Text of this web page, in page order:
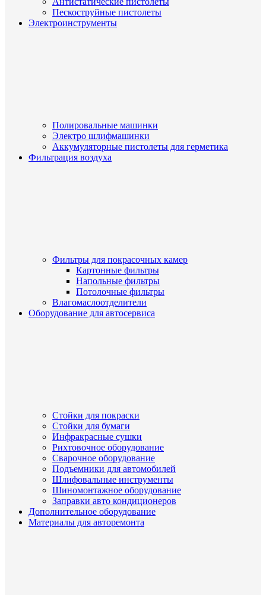
Пескоструйные пистолеты
Электроинструменты
Полировальные машинки
Электро шлифмашинки
Аккумуляторные пистолеты для герметика
Фильтрация воздуха
Фильтры для покрасочных камер
Картонные фильтры
Напольные фильтры
Потолочные фильтры
Влагомаслоотделители
Оборудование для автосервиса
Стойки для покраски
Стойки для бумаги
Инфракрасные сушки
Рихтовочное оборудование
Сварочное оборудование
Подъемники для автомобилей
Шлифовальные инструменты
Шиномонтажное оборудование
Заправки авто кондиционеров
Дополнительное оборудование
Материалы для авторемонта